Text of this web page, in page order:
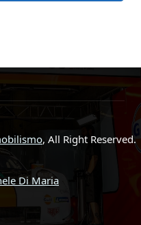
, All Right Reserved.
Di Maria